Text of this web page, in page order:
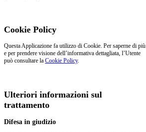
Cookie Policy
Questa Applicazione fa utilizzo di Cookie. Per saperne di più
e per prendere visione dell’informativa dettagliata, l’Utente
può consultare la Cookie Policy.
Ulteriori informazioni sul
trattamento
Difesa in giudizio